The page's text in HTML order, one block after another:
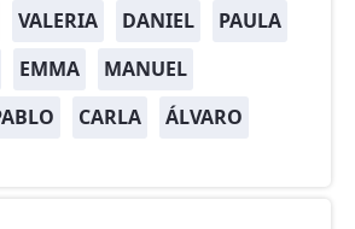
VALERIA DANIEL
PAULA
EMMA
MANUEL
CARLA ÁLVARO